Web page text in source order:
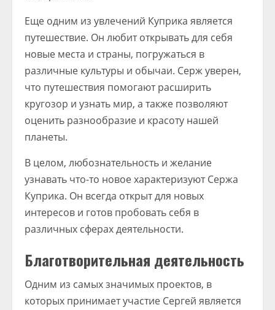
Еще одним из увлечений Куприка является
путешествие. Он любит открывать для себя
новые места и страны, погружаться в
различные культуры и обычаи. Серж уверен,
что путешествия помогают расширить
кругозор и узнать мир, а также позволяют
оценить разнообразие и красоту нашей
планеты.
В целом, любознательность и желание
узнавать что-то новое характеризуют Сержа
Куприка. Он всегда открыт для новых
интересов и готов пробовать себя в
различных сферах деятельности.
Благотворительная деятельность
Одним из самых значимых проектов, в
которых принимает участие Сергей является